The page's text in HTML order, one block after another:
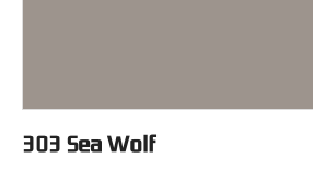
303 Sea Wolf